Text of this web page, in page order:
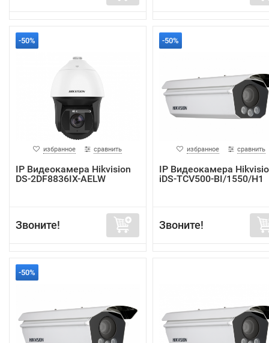
-50%
избранное сравнить
IP Видеокамера Hikvision
DS-2DF8836IX-AELW
Звоните!
-50%
избранное сравнить
IP Видеокамера
iDS-TCV500-BI/1550/H1
Звоните!
-50%